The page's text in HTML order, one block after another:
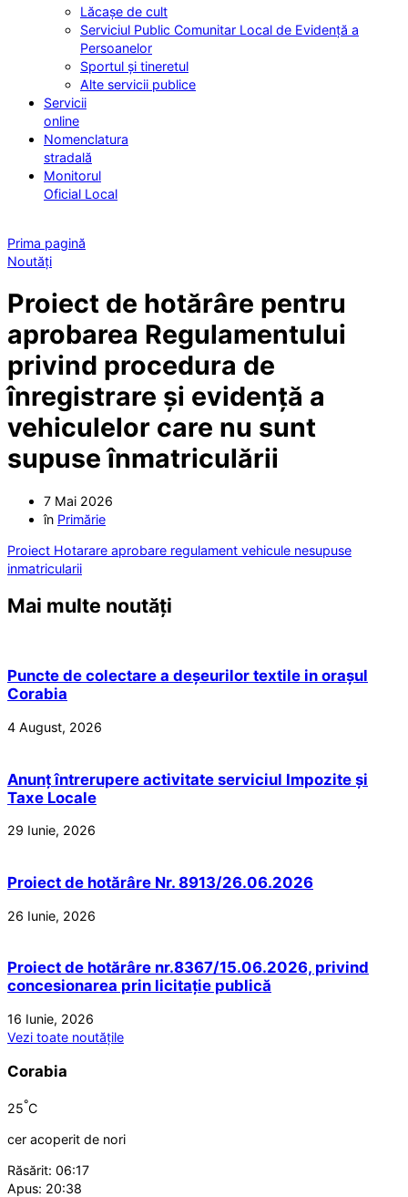
Lăcașe de cult
Serviciul Public Comunitar Local de Evidență a
Persoanelor
Sportul și tineretul
Alte servicii publice
Servicii
online
Nomenclatura
stradală
Monitorul
Oficial Local
Prima pagină
Noutăți
Proiect de hotărâre pentru
aprobarea Regulamentului
privind procedura de
înregistrare și evidență a
vehiculelor care nu sunt
supuse înmatriculării
7 Mai 2026
în Primărie
Proiect Hotarare aprobare regulament vehicule nesupuse
inmatricularii
Mai multe noutăți
Puncte de colectare a deșeurilor textile in orașul
Corabia
4 August, 2026
Anunț întrerupere activitate serviciul Impozite și
Taxe Locale
29 Iunie, 2026
Proiect de hotărâre Nr. 8913/26.06.2026
26 Iunie, 2026
Proiect de hotărâre nr.8367/15.06.2026, privind
concesionarea prin licitație publică
16 Iunie, 2026
Vezi toate noutățile
Corabia
25°C
cer acoperit de nori
Răsărit: 06:17
Apus: 20:38